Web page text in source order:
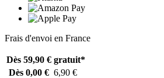
Frais d'envoi en France
Dès 59,90 € gratuit*
Dès 0,00 € 6,90 €